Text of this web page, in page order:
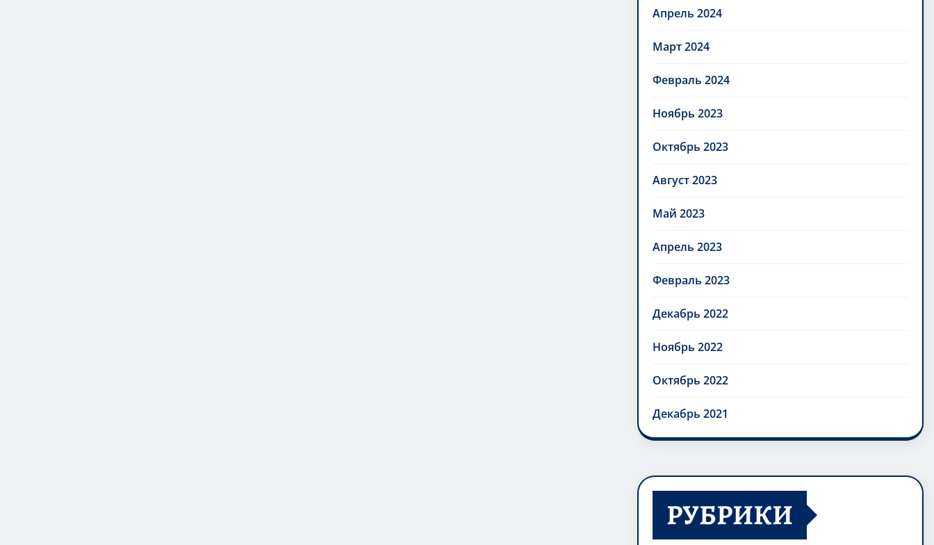
Апрель 2024
Март 2024
Февраль 2024
Ноябрь 2023
Октябрь 2023
Август 2023
Май 2023
Апрель 2023
Февраль 2023
Декабрь 2022
Ноябрь 2022
Октябрь 2022
Декабрь 2021
РУБРИКИ